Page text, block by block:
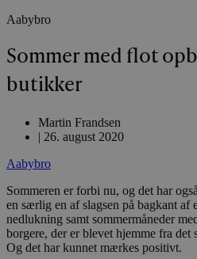
Aabybro
Sommer med flot
butikker
Martin Frandsen
| 26. august 2020
Aabybro
Sommeren er forbi nu, og det har
en særlig en af slagsen på bagkant af
nedlukning samt sommermåneder
borgere, der er blevet hjemme fra det
Og det har kunnet mærkes positivt.